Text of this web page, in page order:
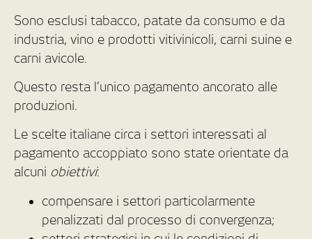
Sono esclusi tabacco, patate da consumo e da
industria, vino e prodotti vitivinicoli, carni suine e
carni avicole.
Questo resta l’unico pagamento ancorato alle
produzioni.
Le scelte italiane circa i settori interessati al
pagamento accoppiato sono state orientate da
alcuni obiettivi:
compensare i settori particolarmente
penalizzati dal processo di convergenza;